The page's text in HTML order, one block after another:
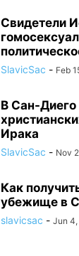
Свидетели
SlavicSac - Feb
В Сан-
Ирака
SlavicSac - Nov
Как
убежище в
slavicsac - Jun